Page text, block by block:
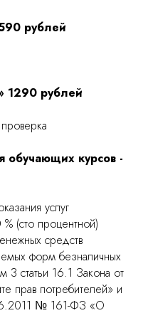
рублей
1290 рублей
обучающих курсов -
услуг
(сто процентной)
средств
форм безналичных
3 статьи 16.1 Закона от
потребителей» и
№ 161-ФЗ «О